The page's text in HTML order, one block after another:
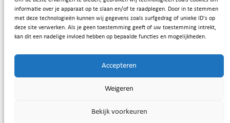
informatie over je apparaat op te slaan en/of te raadplegen. Door in te stemmen
met deze technologieën kunnen wij gegevens zoals surfgedrag of unieke ID's op
deze site verwerken. Als je geen toestemming geeft of uw toestemming intrekt,
kan dit een nadelige invloed hebben op bepaalde functies en mogelijkheden.
Accepteren
Weigeren
Bekijk voorkeuren